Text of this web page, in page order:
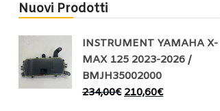
Nuovi Prodotti
INSTRUMENT YAMAHA X-
MAX 125 2023-2026 /
BMJH35002000
234,00€ 210,60€